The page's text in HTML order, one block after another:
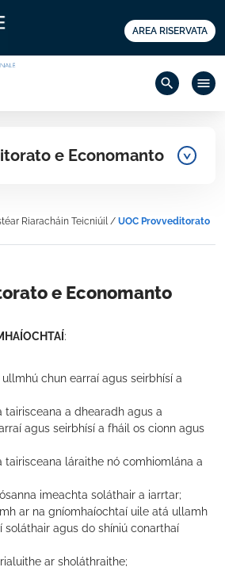
AREA RISERVATA
search menu
e Economanto
Riaracháin Teicniúil/ UOC Provveditorato
e Economanto
:
chun earraí agus seirbhísí a
tairisceana a dhearadh agus a
agus seirbhísí a fháil os cionn agus
tairisceana láraithe nó comhiomlána a
imeachta soláthair a iarrtar;
ar na gníomhaíochtaí uile atá ullamh
soláthair agus do shíniú conarthaí
ar sholáthraithe;